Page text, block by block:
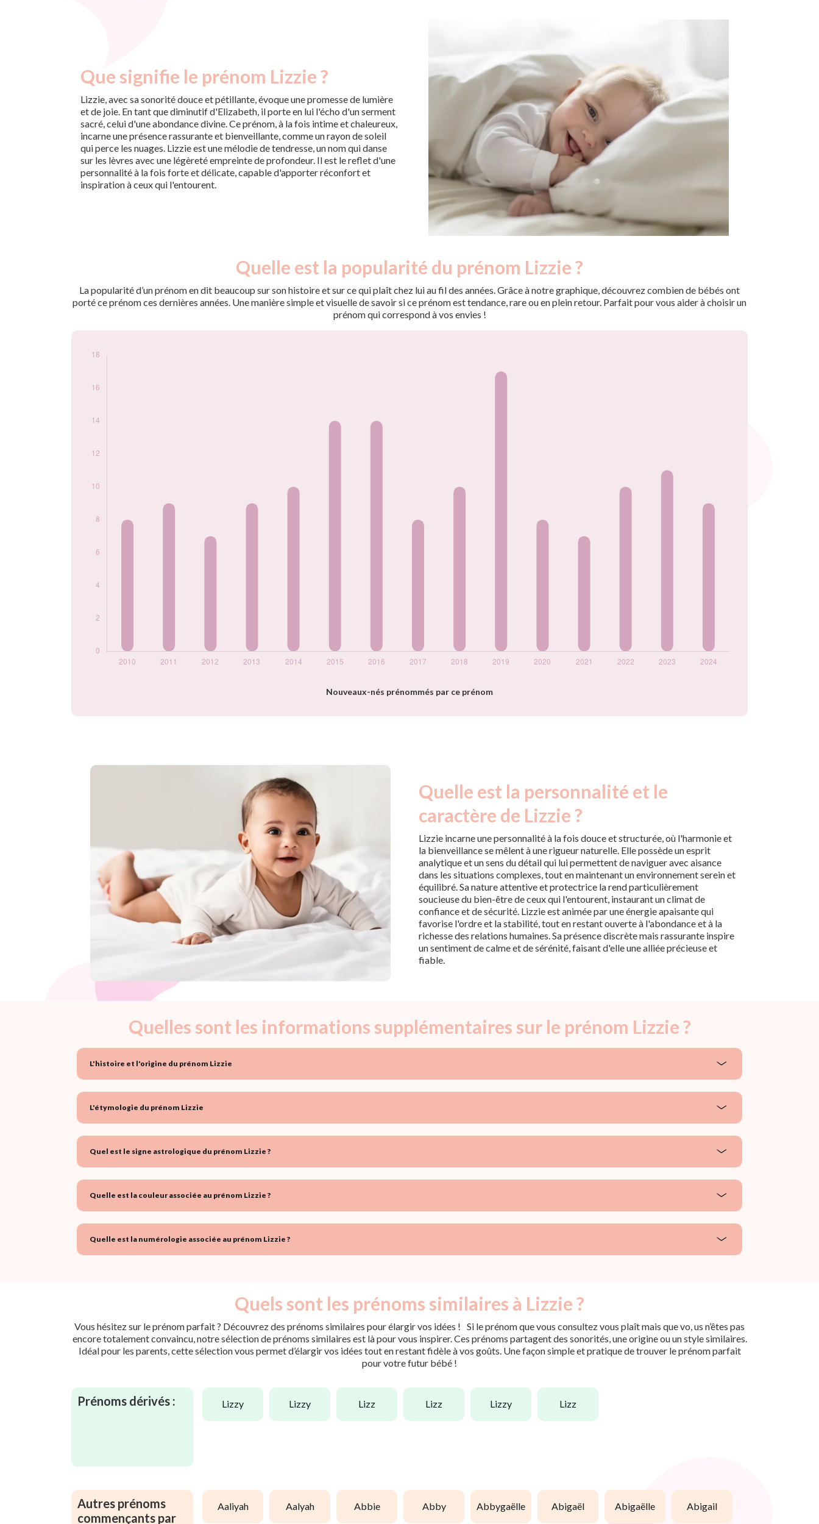
Que signifie le prénom Lizzie ?
Lizzie, avec sa sonorité douce et pétillante, évoque une promesse de lumière
et de joie. En tant que diminutif d'Elizabeth, il porte en lui l'écho d'un serment
sacré, celui d'une abondance divine. Ce prénom, à la fois intime et chaleureux,
incarne une présence rassurante et bienveillante, comme un rayon de soleil
qui perce les nuages. Lizzie est une mélodie de tendresse, un nom qui danse
sur les lèvres avec une légèreté empreinte de profondeur. Il est le reflet d'une
personnalité à la fois forte et délicate, capable d'apporter réconfort et
inspiration à ceux qui l'entourent.
Quelle est la popularité du prénom Lizzie ?
La popularité d’un prénom en dit beaucoup sur son histoire et sur ce qui plaît chez lui au fil des années. Grâce à notre graphique, découvrez combien de bébés ont
porté ce prénom ces dernières années. Une manière simple et visuelle de savoir si ce prénom est tendance, rare ou en plein retour. Parfait pour vous aider à choisir un
prénom qui correspond à vos envies !
Nouveaux-nés prénommés par ce prénom
prénom Lizzie par
2009
7
2010
8
2014
10
2019
2021
2024
Quelle est la personnalité et le
caractère de Lizzie ?
Lizzie incarne une personnalité à la fois douce et structurée, où l'harmonie et
la bienveillance se mêlent à une rigueur naturelle. Elle possède un esprit
analytique et un sens du détail qui lui permettent de naviguer avec aisance
dans les situations complexes, tout en maintenant un environnement serein et
équilibré. Sa nature attentive et protectrice la rend particulièrement
soucieuse du bien-être de ceux qui l'entourent, instaurant un climat de
confiance et de sécurité. Lizzie est animée par une énergie apaisante qui
favorise l'ordre et la stabilité, tout en restant ouverte à l'abondance et à la
richesse des relations humaines. Sa présence discrète mais rassurante inspire
un sentiment de calme et de sérénité, faisant d'elle une alliée précieuse et
fiable.
Quelles sont les informations supplémentaires sur le prénom Lizzie ?
L'histoire et l'origine du prénom Lizzie
L'étymologie du prénom Lizzie
Quel est le signe astrologique du prénom Lizzie ?
Quelle est la couleur associée au prénom Lizzie ?
Quelle est la numérologie associée au prénom Lizzie ?
Quels sont les prénoms similaires à Lizzie ?
Vous hésitez sur le prénom parfait ? Découvrez des prénoms similaires pour élargir vos idées ! Si le prénom que vous consultez vous plaît mais que vo, us n’êtes pas
encore totalement convaincu, notre sélection de prénoms similaires est là pour vous inspirer. Ces prénoms partagent des sonorités, une origine ou un style similaires.
Idéal pour les parents, cette sélection vous permet d’élargir vos idées tout en restant fidèle à vos goûts. Une façon simple et pratique de trouver le prénom parfait
pour votre futur bébé !
Prénoms dérivés : lizzy lizzy lizz lizz lizzy lizz
Autres prénoms
commençants par
aaliyah aalyah abbie abby abbygaëlle abigaël abigaëlle abigail